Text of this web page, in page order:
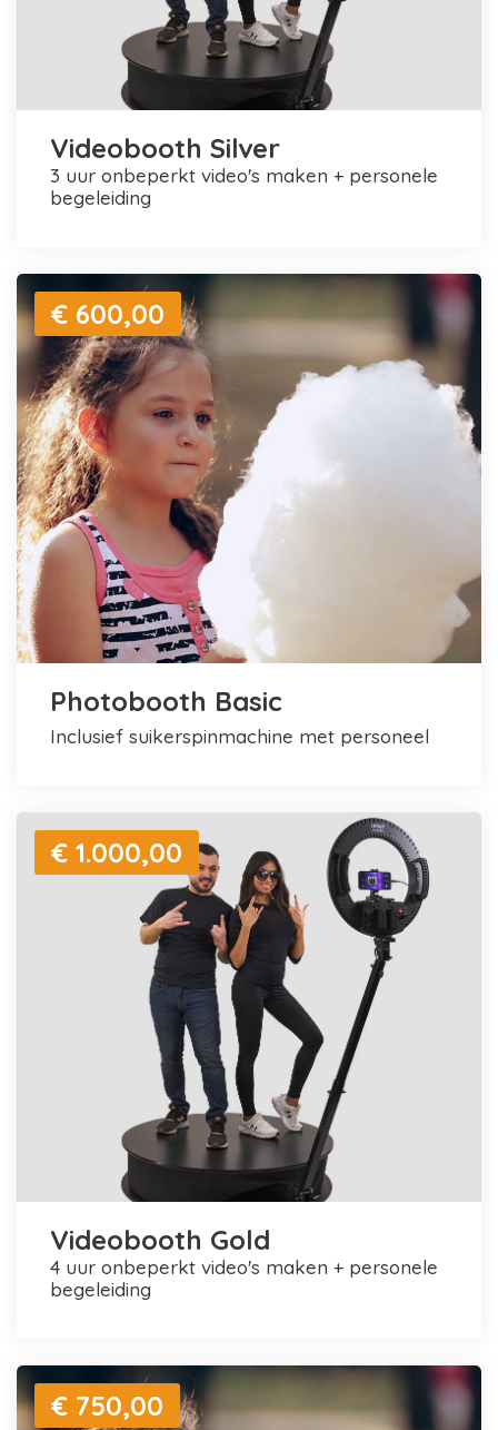
Videobooth Silver
3 uur onbeperkt video's maken + personele
begeleiding
€ 600,00
Photobooth Basic
inclusief suikerspinmachine met personeel
€ 1.000,00
Videobooth Gold
4 uur onbeperkt video's maken + personele
begeleiding
€ 750,00